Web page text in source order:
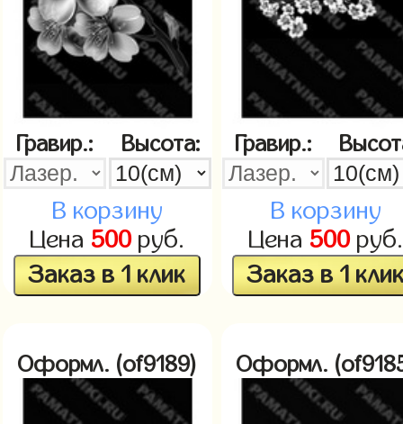
Гравир.: Высота:
В корзину
Цена 500руб.
Заказ в 1 клик
Гравир.:
В корзину
Цена 500руб.
Заказ в 1
Оформл. (of9189) Оформл.